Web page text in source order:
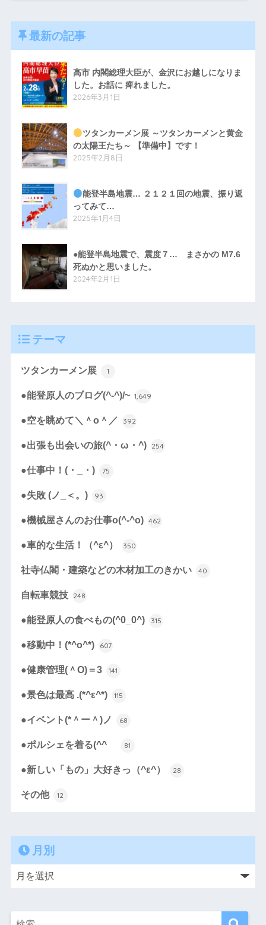
最新の記事
高市 内閣総理大臣が、金沢にお越しになりま
した。お話に 痺れました。
2026年3月1日
ツタンカーメン展 ～ツタンカーメンと黄金
の太陽王たち～ 【準備中】です！
2025年2月8日
能登半島地震… ２１２１回の地震、振り返
ってみて…
2025年1月4日
●能登半島地震で、震度７… まさかの M7.6
死ぬかと思いました。
2024年2月1日
テーマ
ツタンカーメン展 1
●能登原人のブログ(^-^)/~ 1,649
●空を眺めて＼＾o＾／ 392
●出張も出会いの旅(^・ω・^) 254
●仕事中！(・_・) 75
●失敗 (ノ_＜。) 93
●機械屋さんのお仕事o(^-^o) 462
●車的な生活！（^ε^） 350
社寺仏閣・建築などの木材加工のきかい 40
自転車競技 248
●能登原人の食べもの(^0_0^) 315
●移動中！(*^o^*) 607
●健康管理(＾O)＝3 141
●景色は最高 .(*^ε^*) 115
●イベント(*＾ー＾)ノ 68
●ポルシェを着る(^^ゞ 81
●新しい「もの」大好きっ（^ε^） 28
その他 12
月別